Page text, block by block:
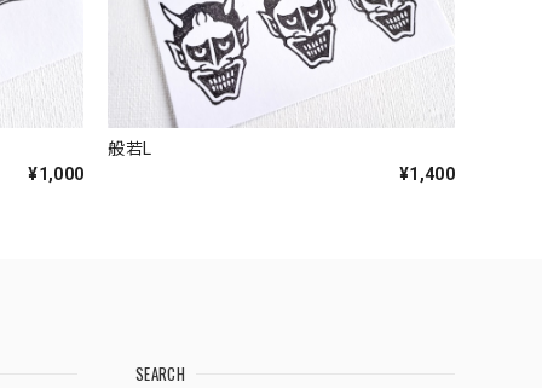
¥1,000
般若L
¥1,400
SEARCH